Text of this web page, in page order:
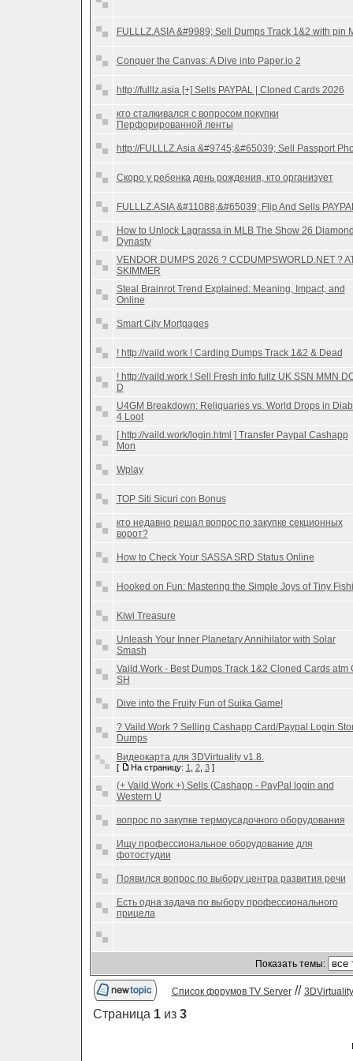
FULLLZ.ASIA &#9989; Sell Dumps Track 1&2 with pin
Conquer the Canvas: A Dive into Paper.io 2
http://fulllz.asia [+] Sells PAYPAL | Cloned Cards 2026
кто сталкивался с вопросом покупки
Перфорированной ленты
http://FULLLZ.Asia &#9745;&#65039; Sell Passport
Скоро у ребенка день рождения, кто организует
FULLLZ.ASIA &#11088;&#65039; Flip And Sells
How to Unlock Lagrassa in MLB The Show 26
Dynasty
VENDOR DUMPS 2026 ? CCDUMPSWORLD.NET ?
SKIMMER
Steal Brainrot Trend Explained: Meaning, Impact, and
Online
Smart City Mortgages
! http://vaild.work ! Carding Dumps Track 1&2 & Dead
! http://vaild.work ! Sell Fresh info fullz UK SSN MMN
D
U4GM Breakdown: Reliquaries vs. World Drops in
4 Loot
[ http://vaild.work/login.html ] Transfer Paypal Cashapp
Mon
Wplay
TOP Siti Sicuri con Bonus
кто недавно решал вопрос по закупке секционных
ворот?
How to Check Your SASSA SRD Status Online
Hooked on Fun: Mastering the Simple Joys of Tiny
Kiwi Treasure
Unleash Your Inner Planetary Annihilator with Solar
Smash
Vaild.Work - Best Dumps Track 1&2 Cloned Cards atm
SH
Dive into the Fruity Fun of Suika Game!
? Vaild.Work ? Selling Cashapp Card/Paypal Login
Dumps
Видеокарта для 3DVirtuality v1.8.
[ На страницу: 1 2, 3]
(+ Vaild.Work +) Sells (Cashapp - PayPal login and
Western U
вопрос по закупке термоусадочного оборудования
Ищу профессиональное оборудование для
фотостудии
Появился вопрос по выбору центра развития речи
Есть одна задача по выбору профессионального
прицела
Показать темы:
Список форумов TV Server// 3DVirtuality
Страница 1из 3